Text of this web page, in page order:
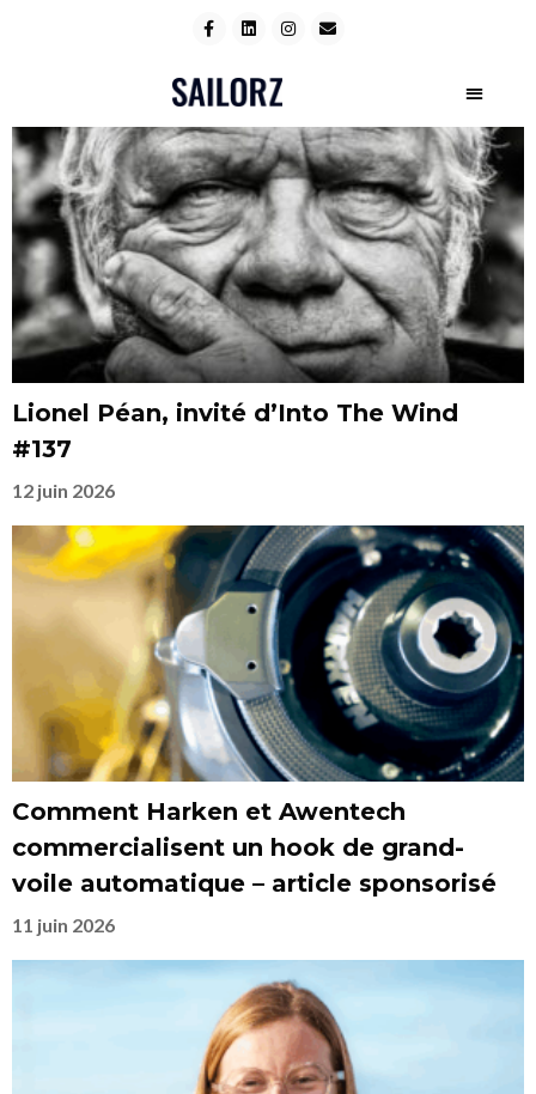
Lionel Péan, invité d’Into The Wind
#137
12 juin 2026
Comment Harken et Awentech
commercialisent un hook de grand-
voile automatique – article sponsorisé
11 juin 2026